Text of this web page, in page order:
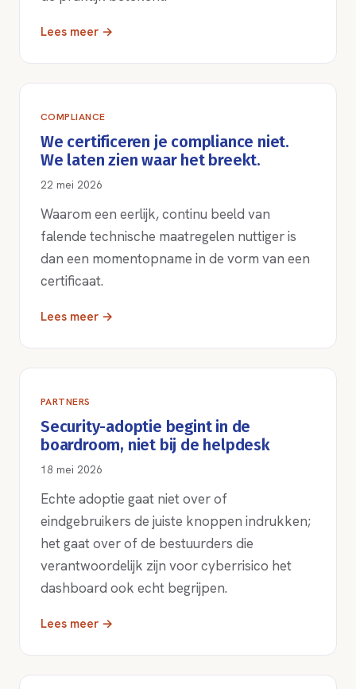
Lees meer →
COMPLIANCE
We certificeren je compliance niet.
We laten zien waar het breekt.
22 mei 2026
Waarom een eerlijk, continu beeld van
falende technische maatregelen nuttiger is
dan een momentopname in de vorm van een
certificaat.
Lees meer →
PARTNERS
Security-adoptie begint in de
boardroom, niet bij de helpdesk
18 mei 2026
Echte adoptie gaat niet over of
eindgebruikers de juiste knoppen indrukken;
het gaat over of de bestuurders die
verantwoordelijk zijn voor cyberrisico het
dashboard ook echt begrijpen.
Lees meer →